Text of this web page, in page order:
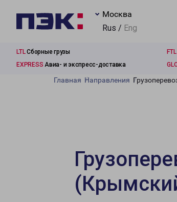
Москва
Rus / Eng
LTLСборные грузы FTL
EXPRESS Авиа- и экспресс-доставка
Главная Направления